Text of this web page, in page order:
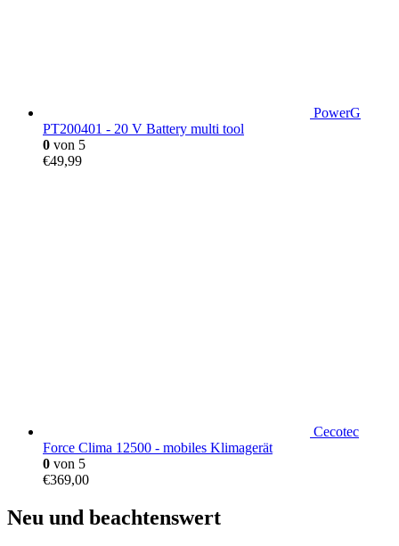
PowerG
PT200401 - 20 V Battery multi tool
0 von 5
€49,99
Cecotec
Force Clima 12500 - mobiles Klimagerät
0 von 5
€369,00
Neu und beachtenswert